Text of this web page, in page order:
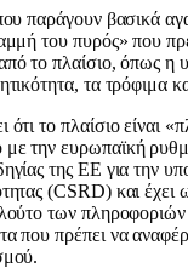
παράγουν βασικά
του πυρός» που
το πλαίσιο, όπως η
τα τρόφιμα
ότι το πλαίσιο είναι
την ευρωπαϊκή
της ΕΕ για την
(CSRD) και έχει
των
που πρέπει να